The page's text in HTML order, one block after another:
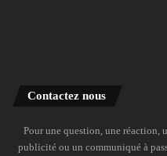
Contactez nous
Pour une question, une réaction,
publicité ou un communiqué à